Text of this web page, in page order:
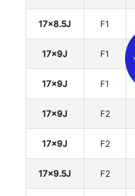
17x8.5J F1
17x9J F1
17x9J F1
17x9J F2
17x9J F2
17x9.5J F2